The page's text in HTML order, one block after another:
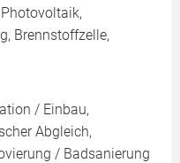
Brennstoffzelle,
/ Einbau,
Abgleich,
/ Badsanierung